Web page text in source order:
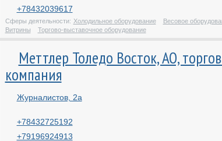
+78432039617
Сферы деятельности: Холодильное оборудование Весовое
Витрины
Торгово-выставочное оборудование
Меттлер Толедо Восток, АО,
компания
Журналистов, 2а
+78432725192
+79196924913